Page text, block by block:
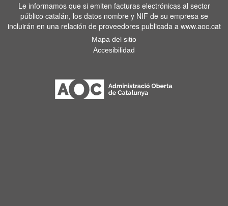
Le informamos que si emiten facturas electrónicas al sector
público catalán, los datos nombre y NIF de su empresa se
incluirán en una relación de proveedores publicada a www.aoc.cat
Mapa del sitio
Accesibilidad